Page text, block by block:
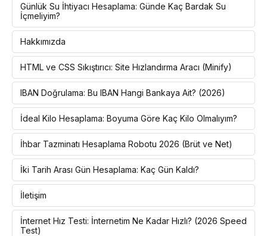
Günlük Su İhtiyacı Hesaplama: Günde Kaç Bardak Su
İçmeliyim?
Hakkımızda
HTML ve CSS Sıkıştırıcı: Site Hızlandırma Aracı (Minify)
IBAN Doğrulama: Bu IBAN Hangi Bankaya Ait? (2026)
İdeal Kilo Hesaplama: Boyuma Göre Kaç Kilo Olmalıyım?
İhbar Tazminatı Hesaplama Robotu 2026 (Brüt ve Net)
İki Tarih Arası Gün Hesaplama: Kaç Gün Kaldı?
İletişim
İnternet Hız Testi: İnternetim Ne Kadar Hızlı? (2026 Speed
Test)